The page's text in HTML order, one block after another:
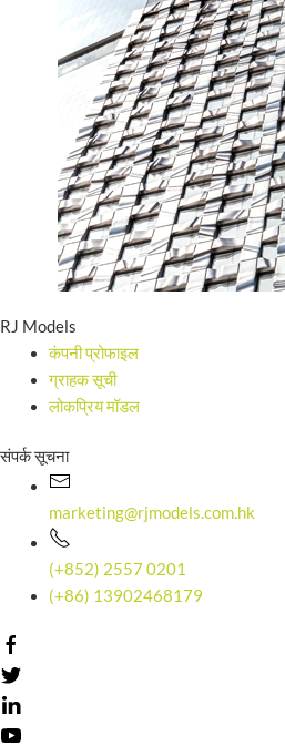
RJ Models
कंपनी प्रोफाइल
ग्राहक सूची
लोकप्रिय मॉडल
संपर्क सूचना
marketing@rjmodels.com.hk
(+852) 2557 0201
(+86) 13902468179